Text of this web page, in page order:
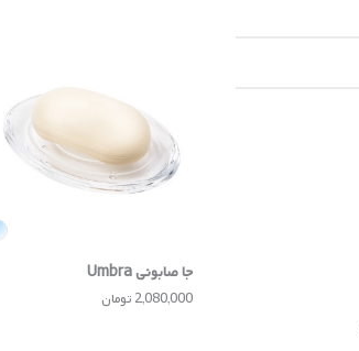
جا صابونی Umbra
2,080,000 تومان